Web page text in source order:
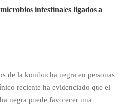
intestinales ligados a
de la kombucha negra en personas
reciente ha evidenciado que el
negra puede favorecer una